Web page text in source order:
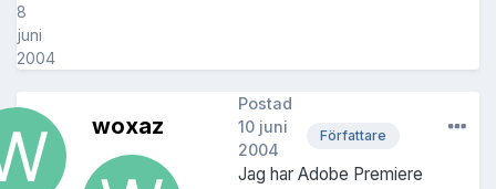
8
juni
2004
woxaz Författare
Postad
10 juni
2004
Jag har Adobe Premiere